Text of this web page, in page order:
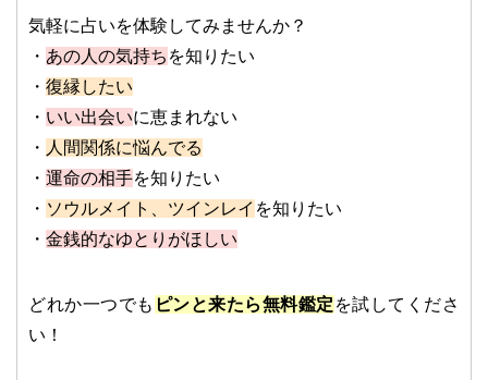
気軽に占いを体験してみませんか？
・ あの人の気持ち を知りたい
・ 復縁したい
・ いい出会いに恵まれない
・ 人間関係に悩んでる
・ 運命の相手を知りたい
・ ソウルメイト、ツインレイ を知りたい
・ 金銭的なゆとりがほしい
どれか一つでも ピンと来たら無料鑑定 を試してくださ
い！